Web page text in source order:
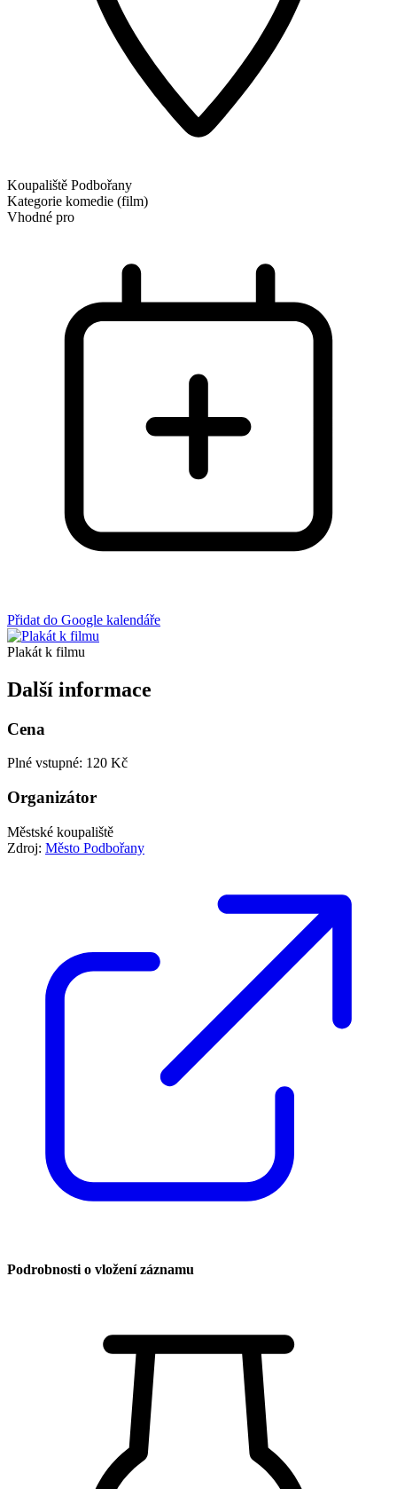
Koupaliště Podbořany
Kategorie komedie (film)
Vhodné pro
Přidat do Google kalendáře
Plakát k filmu
Další informace
Cena
Plné vstupné: 120 Kč
Organizátor
Městské koupaliště
Zdroj: Město Podbořany
Podrobnosti o vložení záznamu